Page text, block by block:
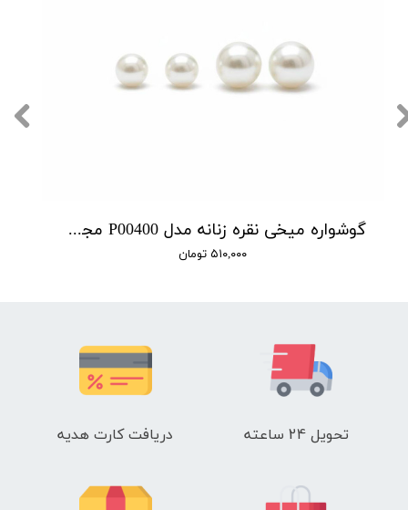
گوشواره میخی نقره زنانه مدل P00400 مجموعه 2 عددی
۵۱۰,۰۰۰ تومان
تحویل 24 ساعته دریافت کارت هدیه